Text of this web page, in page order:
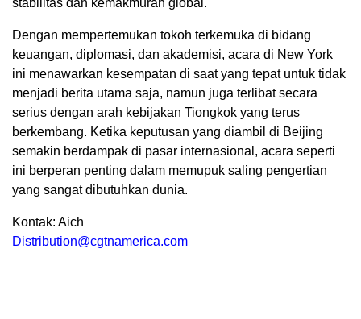
stabilitas dan kemakmuran global.
Dengan mempertemukan tokoh terkemuka di bidang
keuangan, diplomasi, dan akademisi, acara di New York
ini menawarkan kesempatan di saat yang tepat untuk tidak
menjadi berita utama saja, namun juga terlibat secara
serius dengan arah kebijakan Tiongkok yang terus
berkembang. Ketika keputusan yang diambil di Beijing
semakin berdampak di pasar internasional, acara seperti
ini berperan penting dalam memupuk saling pengertian
yang sangat dibutuhkan dunia.
Kontak: Aich
Distribution@cgtnamerica.com